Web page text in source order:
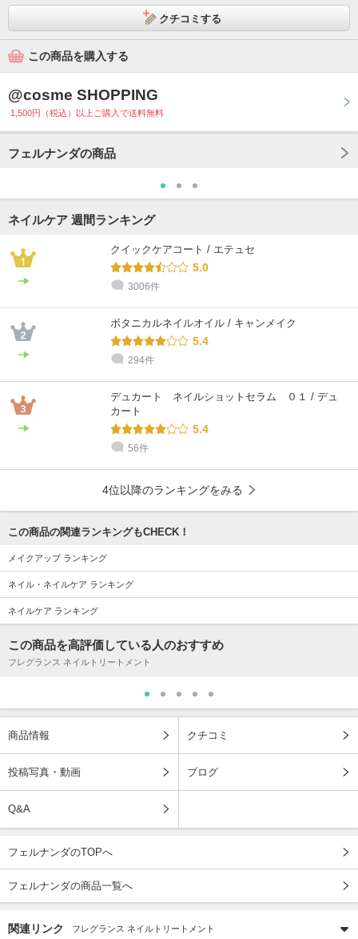
クチコミする
この商品を購入する
@cosme SHOPPING
1,500円（税込）以上ご購入で送料無料
フェルナンダの商品
ネイルケア 週間ランキング
クイックケアコート / エテュセ
5.0
3006件
ボタニカルネイルオイル / キャンメイク
5.4
294件
デュカート ネイルショットセラム ０１ / デュ
カート
5.4
56件
4位以降のランキングをみる
この商品の関連ランキングもCHECK！
メイクアップ ランキング
ネイル・ネイルケア ランキング
ネイルケア ランキング
この商品を高評価している人のおすすめ
フレグランス ネイルトリートメント
商品情報 クチコミ
投稿写真・動画 ブログ
Q&A
フェルナンダのTOPへ
フェルナンダの商品一覧へ
関連リンク フレグランス ネイルトリートメント